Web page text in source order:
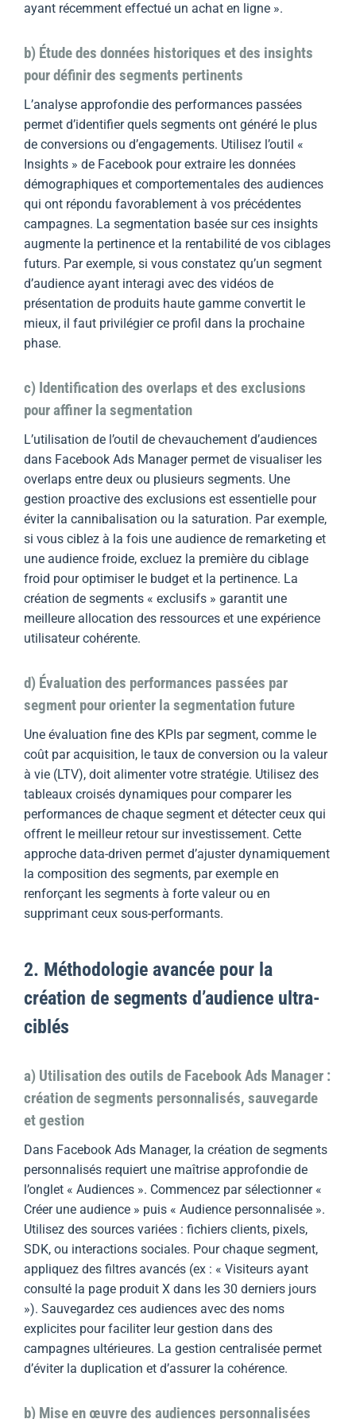
ayant récemment effectué un achat en ligne ».
b) Étude des données historiques et des insights
pour définir des segments pertinents
L’analyse approfondie des performances passées
permet d’identifier quels segments ont généré le plus
de conversions ou d’engagements. Utilisez l’outil «
Insights » de Facebook pour extraire les données
démographiques et comportementales des audiences
qui ont répondu favorablement à vos précédentes
campagnes. La segmentation basée sur ces insights
augmente la pertinence et la rentabilité de vos ciblages
futurs. Par exemple, si vous constatez qu’un segment
d’audience ayant interagi avec des vidéos de
présentation de produits haute gamme convertit le
mieux, il faut privilégier ce profil dans la prochaine
phase.
c) Identification des overlaps et des exclusions
pour affiner la segmentation
L’utilisation de l’outil de chevauchement d’audiences
dans Facebook Ads Manager permet de visualiser les
overlaps entre deux ou plusieurs segments. Une
gestion proactive des exclusions est essentielle pour
éviter la cannibalisation ou la saturation. Par exemple,
si vous ciblez à la fois une audience de remarketing et
une audience froide, excluez la première du ciblage
froid pour optimiser le budget et la pertinence. La
création de segments « exclusifs » garantit une
meilleure allocation des ressources et une expérience
utilisateur cohérente.
d) Évaluation des performances passées par
segment pour orienter la segmentation future
Une évaluation fine des KPIs par segment, comme le
coût par acquisition, le taux de conversion ou la valeur
à vie (LTV), doit alimenter votre stratégie. Utilisez des
tableaux croisés dynamiques pour comparer les
performances de chaque segment et détecter ceux qui
offrent le meilleur retour sur investissement. Cette
approche data-driven permet d’ajuster dynamiquement
la composition des segments, par exemple en
renforçant les segments à forte valeur ou en
supprimant ceux sous-performants.
2. Méthodologie avancée pour la
création de segments d’audience ultra-
ciblés
a) Utilisation des outils de Facebook Ads Manager :
création de segments personnalisés, sauvegarde
et gestion
Dans Facebook Ads Manager, la création de segments
personnalisés requiert une maîtrise approfondie de
l’onglet « Audiences ». Commencez par sélectionner «
Créer une audience » puis « Audience personnalisée ».
Utilisez des sources variées : fichiers clients, pixels,
SDK, ou interactions sociales. Pour chaque segment,
appliquez des filtres avancés (ex : « Visiteurs ayant
consulté la page produit X dans les 30 derniers jours
»). Sauvegardez ces audiences avec des noms
explicites pour faciliter leur gestion dans des
campagnes ultérieures. La gestion centralisée permet
d’éviter la duplication et d’assurer la cohérence.
b) Mise en œuvre des audiences personnalisées